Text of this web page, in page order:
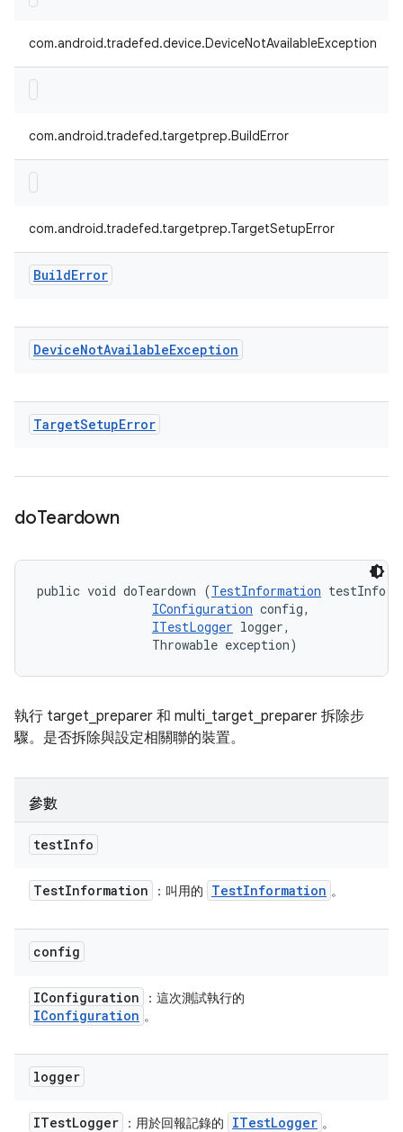
com.android.tradefed.device.DeviceNotAvailableException
com.android.tradefed.targetprep.BuildError
com.android.tradefed.targetprep.TargetSetupError
BuildError
DeviceNotAvailableException
TargetSetupError
doTeardown
public void doTeardown (TestInformation testInfo,
IConfiguration config,
ITestLogger logger,
                Throwable exception)
執行 target_preparer 和 multi_target_preparer 拆除步
驟。是否拆除與設定相關聯的裝置。
參數
testInfo
TestInformation ：叫用的 TestInformation 。
config
IConfiguration ：這次測試執行的
IConfiguration 。
logger
ITestLogger ：用於回報記錄的 ITestLogger 。